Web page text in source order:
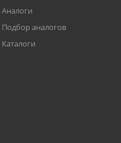
Аналоги
Подбор аналогов
Каталоги